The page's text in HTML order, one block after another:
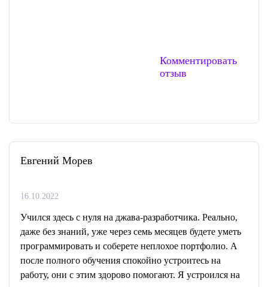
Комментировать
отзыв
Евгений Морев
16.10.2022
Учился здесь с нуля на джава-разработчика. Реально,
даже без знаний, уже через семь месяцев будете уметь
программировать и соберете неплохое портфолио. А
после полного обучения спокойно устроитесь на
работу, они с этим здорово помогают. Я устроился на